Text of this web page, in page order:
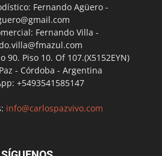
Fernando Agüero -
Fernando Villa -
90. Piso 10. Of 107.(X5152EYN)
- Córdoba - Argentina
+5493541585147
info@carlospazvivo.com